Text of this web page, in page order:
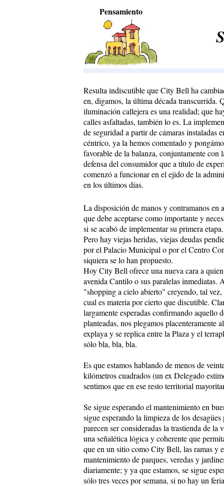
Pensamiento
Resulta indiscutible que City Bell ha
en, digamos, la última década transcurrida.
iluminación callejera es una realidad; que
calles asfaltadas, también lo es. La
de seguridad a partir de cámaras instaladas
céntrico, ya la hemos comentado y
favorable de la balanza, conjuntamente con
defensa del consumidor que a título de
comenzó a funcionar en el ejido de la
en los últimos días.
La disposición de manos y contramanos en
que debe aceptarse como importante y
si se acabó de implementar su primera etapa.
Pero hay viejas heridas, viejas deudas
por el Palacio Municipal o por el Centro
siquiera se lo han propuesto.
Hoy City Bell ofrece una nueva cara a
avenida Cantilo o sus paralelas inmediatas.
"shopping a cielo abierto" creyendo, tal
cual es materia por cierto que discutible.
largamente esperadas confirmando aquello
planteadas, nos plegamos placenteramente
explaya y se replica entre la Plaza y el
sólo bla, bla, bla.
Es que estamos hablando de menos de
kilómetros cuadrados (un ex Delegado
sentimos que en ese resto territorial
Se sigue esperando el mantenimiento en
sigue esperando la limpieza de los
parecen ser consideradas la trastienda de
una señalética lógica y coherente que
que en un sitio como City Bell, las ramas y
mantenimiento de parques, veredas y
diariamente; y ya que estamos, se sigue
sólo tres veces por semana, si no hay un